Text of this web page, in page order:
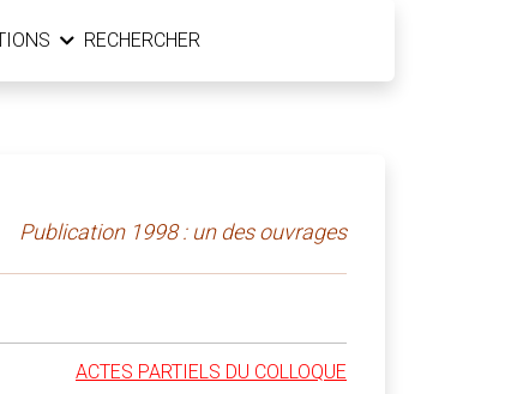
RECHERCHER
Publication 1998 : un des ouvrages
ACTES PARTIELS DU COLLOQUE